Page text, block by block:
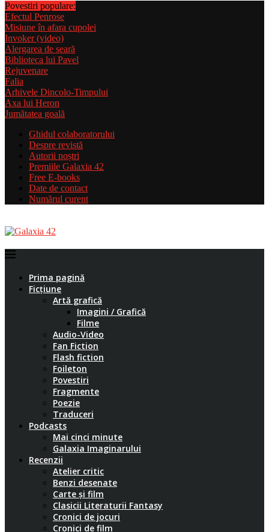
Povestiri populare:
Efectul Penrose
Misiune în afara cupolei
Invoker (video)
Alergarea de seară
Biblioteca lui Pavel
Rejuvenare
Falia
Arhivele Dincolo-Timpului
Axa lui Heron
Jumătatea goală
Ghidul colaboratorului
Despre revistă
Autorii noștri
Premiile Galaxia 42
Free E-books
Date de contact
Numărul curent
Prima pagină
Ficțiune
Artă grafică
Imagini / Grafică
Filme
Audio-Video
Fan Fiction
Flash fiction
Foileton
Povestiri
Fragmente
Poezie
Traduceri
Podcasts
Mai cinci minute
Galaxia Imaginarului
Recenzii
Atelier critic
Benzi desenate
Carte și film
Clasicii Literaturii Fantasy
Cronici de jocuri
Cronici de film